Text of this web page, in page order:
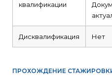
квалификации
Дисквалификация Нет
ПРОХОЖДЕНИЕ